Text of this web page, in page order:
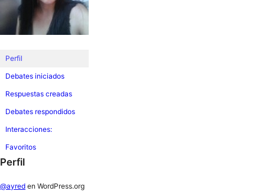
Perfil
Debates iniciados
Respuestas creadas
Debates respondidos
Interacciones:
Favoritos
Perfil
@ayred en WordPress.org